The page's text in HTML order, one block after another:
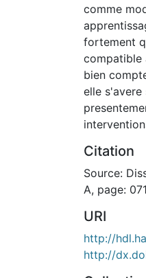
comme
fortement
compatible
bien
elle
Citation
Source:
A, page:
URI
http://
http://